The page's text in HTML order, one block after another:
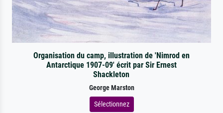
Organisation du camp, illustration de 'Nimrod en
Antarctique 1907-09' écrit par Sir Ernest
Shackleton
George Marston
Sélectionnez